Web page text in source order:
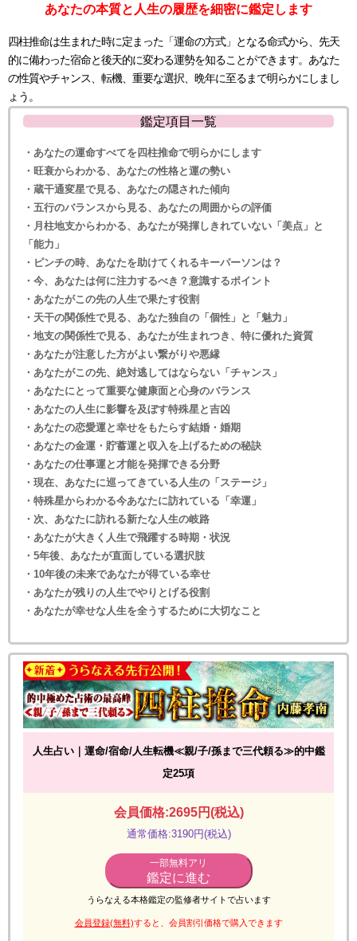
あなたの本質と人生の履歴を細密に鑑定します
四柱推命は生まれた時に定まった「運命の方式」となる命式から、先天
的に備わった宿命と後天的に変わる運勢を知ることができます。あなた
の性質やチャンス、転機、重要な選択、晩年に至るまで明らかにしまし
ょう。
鑑定項目一覧
・あなたの運命すべてを四柱推命で明らかにします
・旺衰からわかる、あなたの性格と運の勢い
・蔵干通変星で見る、あなたの隠された傾向
・五行のバランスから見る、あなたの周囲からの評価
・月柱地支からわかる、あなたが発揮しきれていない「美点」と
「能力」
・ピンチの時、あなたを助けてくれるキーパーソンは？
・今、あなたは何に注力するべき？意識するポイント
・あなたがこの先の人生で果たす役割
・天干の関係性で見る、あなた独自の「個性」と「魅力」
・地支の関係性で見る、あなたが生まれつき、特に優れた資質
・あなたが注意した方がよい繋がりや悪縁
・あなたがこの先、絶対逃してはならない「チャンス」
・あなたにとって重要な健康面と心身のバランス
・あなたの人生に影響を及ぼす特殊星と吉凶
・あなたの恋愛運と幸せをもたらす結婚・婚期
・あなたの金運・貯蓄運と収入を上げるための秘訣
・あなたの仕事運と才能を発揮できる分野
・現在、あなたに巡ってきている人生の「ステージ」
・特殊星からわかる今あなたに訪れている「幸運」
・次、あなたに訪れる新たな人生の岐路
・あなたが大きく人生で飛躍する時期・状況
・5年後、あなたが直面している選択肢
・10年後の未来であなたが得ている幸せ
・あなたが残りの人生でやりとげる役割
・あなたが幸せな人生を全うするために大切なこと
人生占い｜運命/宿命/人生転機≪親/子/孫まで三代頼る≫的中鑑
定25項
会員価格:2695円(税込)
通常価格:3190円(税込)
一部無料アリ
鑑定に進む
うらなえる本格鑑定の監修者サイトで占います
会員登録(無料)すると、会員割引価格で購入できます